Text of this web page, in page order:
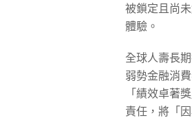
被鎖定且尚
體驗。
全球人壽長
弱勢金融消
「績效卓著
責任，將「